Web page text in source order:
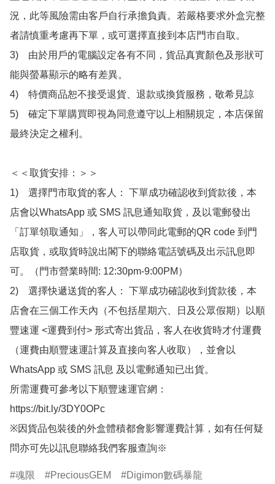
況，此等風險需由客戶自行承擔負責。若嚴格要求外盒完整
者請慎重考慮再下單，或可選擇直接到本店門市自取。
3)　由於用戶的電腦設定各有不同，貨品真實顏色及形狀可
能與螢幕顯示的略有差異。
4)　特價商品恕不接受退貨、退款或換貨服務，敬希見諒
5)　確定下單購買即視為同意遵守以上相關規定，本店保留
最終決定之權利。
＜＜取貨安排：＞＞
1)　選擇門市取貨的客人： 下單成功確認收到貨款後，本
店會以WhatsApp 或 SMS 訊息通知取貨，及以電郵發出
「訂單領取通知」，客人可以帶同此電郵的QR code 到門
店取貨，或取貨時說出閣下的聯絡電話號碼及出示訊息即
可。（門市營業時間: 12:30pm-9:00PM）
2)　選擇快遞送貨的客人： 下單成功確認收到貨款後，本
店會在三個工作天內（不包括星期六、日及公眾假期）以順
豐速運 <運費到付> 形式寄出貨品，客人在收貨時才付運費
（運費由順豐速運計算及直接向客人收取），並會以
WhatsApp 或 SMS 訊息 及以電郵通知已出貨。
所需運費可參考以下順豐速運官網：
https://bit.ly/3DY0OPc
※因貨品包裝後的外盒體積都會影響運費計算，如有任何疑
問亦可先以訊息聯絡我們客服查詢※
魂限 PreciousGEM Digimon數碼暴龍